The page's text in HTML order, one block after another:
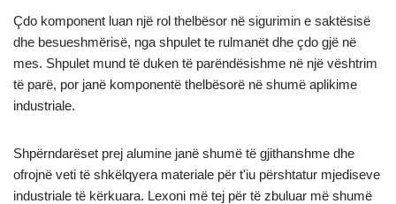
Çdo komponent luan një rol thelbësor në sigurimin e saktësisë
dhe besueshmërisë, nga shpulet te rulmanët dhe çdo gjë në
mes. Shpulet mund të duken të parëndësishme në një vështrim
të parë, por janë komponentë thelbësorë në shumë aplikime
industriale.
Shpërndarëset prej alumine janë shumë të gjithanshme dhe
ofrojnë veti të shkëlqyera materiale për t'iu përshtatur mjediseve
industriale të kërkuara. Lexoni më tej për të zbuluar më shumë